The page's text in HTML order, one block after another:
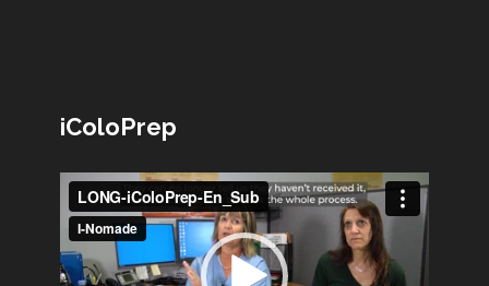
iColoPrep
Lecteur
vidéo